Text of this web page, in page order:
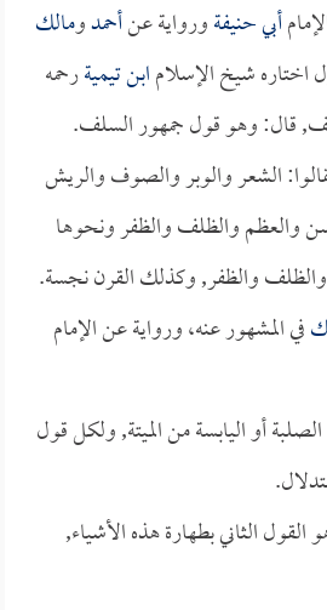
أبي حنيفةورواية عنأحمدومالك
اختاره شيخ الإسلامابن تيميةرحمه
قال: وهو قول جمهور السلف.
الشعر والوبر والصوف والريش
والعظم والظلف والظفر ونحوها
والظفر, وكذلك القرن نجسة.
في المشهور عنه، ورواية عن الإمام
أو اليابسة من الميتة, ولكل قول
الثاني بطهارة هذه الأشياء,